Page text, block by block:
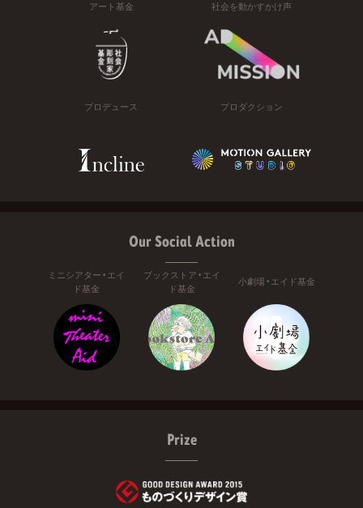
アート基金 社会を動かすかけ声
プロデュース プロダクション
Our Social Action
ミニシアター・エイ
ド基金
ブックストア・エイ
ド基金
小劇場・エイド基金
Prize